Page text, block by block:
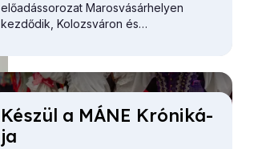
előadássorozat Marosvásárhelyen
kezdődik, Kolozsváron és
utolsó állomása Nagyvárad.
Ké­szül a MÁNE Kró­ni­ká­
ja